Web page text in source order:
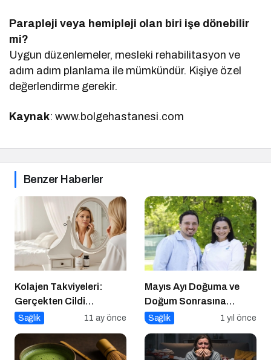
Parapleji veya hemipleji olan biri işe dönebilir
mi?
Uygun düzenlemeler, mesleki rehabilitasyon ve
adım adım planlama ile mümkündür. Kişiye özel
değerlendirme gerekir.
Kaynak: www.bolgehastanesi.com
Benzer Haberler
Kolajen Takviyeleri:
Gerçekten Cildi
Gençleştiriyor mu?
Sağlık 11 ay önce
Mayıs Ayı Doğuma ve
Doğum Sonrasına
Hazırlık Atölyesi
Sağlık 1 yıl önce